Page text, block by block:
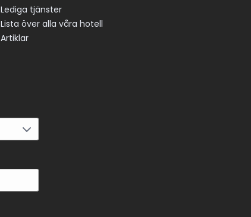
Lediga tjänster
Lista över alla våra hotell
Artiklar